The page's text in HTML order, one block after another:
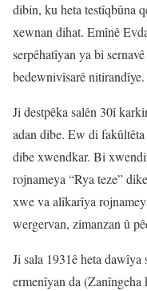
dibin, ku heta testîqbûna
xewnan dihat. Emînê
serpêhatîyan ya bi
bedewnivîsarê nitirandîye.
Ji destpêka salên 30î
adan dibe. Ew di
dibe xwendkar. Bi
rojnameya “Rya teze”
xwe va alîkarîya
wergervan, zimanzan û
Ji sala 1931ê heta
ermenîyan da